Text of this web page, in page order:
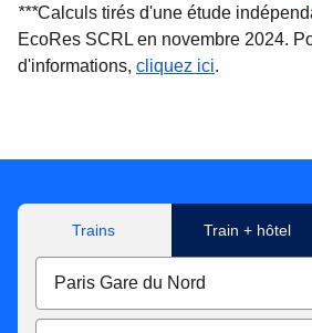
***Calculs tirés d'une étude
EcoRes SCRL en novembre 2024.
d'informations, cliquez ici.
Trains Train + hôtel